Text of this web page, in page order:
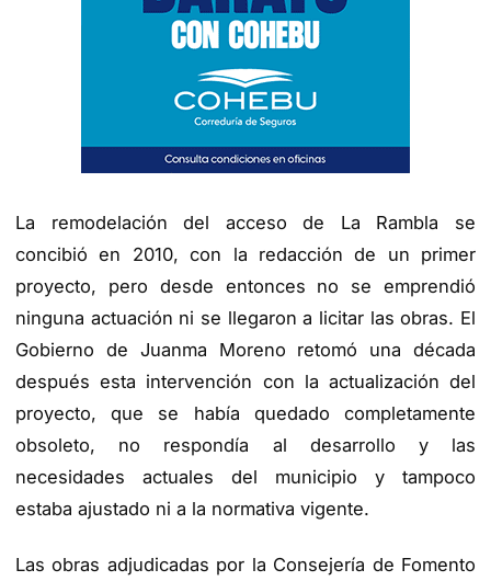
La remodelación del acceso de La Rambla se
concibió en 2010, con la redacción de un primer
proyecto, pero desde entonces no se emprendió
ninguna actuación ni se llegaron a licitar las obras. El
Gobierno de Juanma Moreno retomó una década
después esta intervención con la actualización del
proyecto, que se había quedado completamente
obsoleto, no respondía al desarrollo y las
necesidades actuales del municipio y tampoco
estaba ajustado ni a la normativa vigente.
Las obras adjudicadas por la Consejería de Fomento